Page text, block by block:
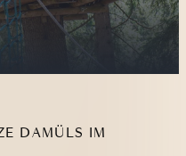
DAMÜLS IM